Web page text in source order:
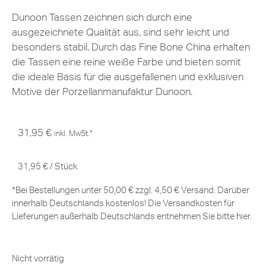
Dunoon Tassen zeichnen sich durch eine
ausgezeichnete Qualität aus, sind sehr leicht und
besonders stabil. Durch das Fine Bone China erhalten
die Tassen eine reine weiße Farbe und bieten somit
die ideale Basis für die ausgefallenen und exklusiven
Motive der Porzellanmanufaktur Dunoon.
31,95 € inkl. MwSt.*
31,95 € / Stück
*Bei Bestellungen unter 50,00 € zzgl. 4,50 € Versand. Darüber
innerhalb Deutschlands kostenlos! Die Versandkosten für
Lieferungen außerhalb Deutschlands entnehmen Sie bitte hier.
Nicht vorrätig